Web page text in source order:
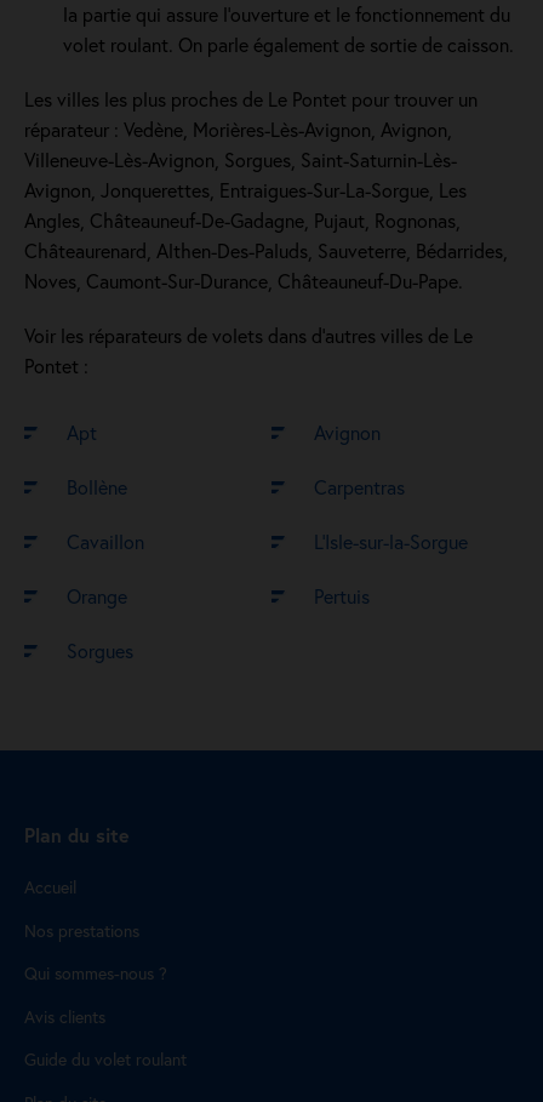
la partie qui assure l’ouverture et le fonctionnement du
volet roulant. On parle également de sortie de caisson.
Les villes les plus proches de Le Pontet pour trouver un
réparateur : Vedène, Morières-Lès-Avignon, Avignon,
Villeneuve-Lès-Avignon, Sorgues, Saint-Saturnin-Lès-
Avignon, Jonquerettes, Entraigues-Sur-La-Sorgue, Les
Angles, Châteauneuf-De-Gadagne, Pujaut, Rognonas,
Châteaurenard, Althen-Des-Paluds, Sauveterre, Bédarrides,
Noves, Caumont-Sur-Durance, Châteauneuf-Du-Pape.
Voir les réparateurs de volets dans d’autres villes de Le
Pontet :
Apt Avignon
Bollène Carpentras
Cavaillon L’Isle-sur-la-Sorgue
Orange Pertuis
Sorgues
Plan du site
Accueil
Nos prestations
Qui sommes-nous ?
Avis clients
Guide du volet roulant